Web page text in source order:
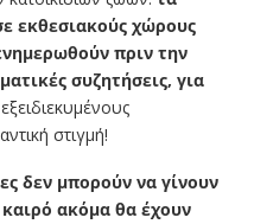
εκθεσιακούς χώρους
πριν την
συζητήσεις, για
στιγμή!
δεν μπορούν να γίνουν
ακόμα θα έχουν